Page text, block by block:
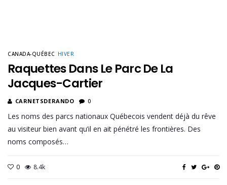
CANADA-QUÉBEC HIVER
Raquettes Dans Le Parc De La
Jacques-Cartier
CARNETSDERANDO 0
Les noms des parcs nationaux Québecois vendent déjà du rêve
au visiteur bien avant qu’il en ait pénétré les frontières. Des
noms composés…
0 8.4k